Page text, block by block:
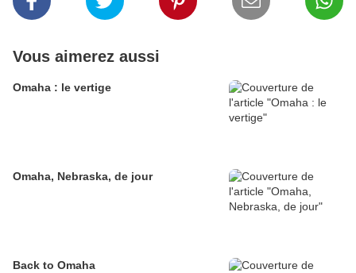
Vous aimerez aussi
Omaha : le vertige
Omaha, Nebraska, de jour
Back to Omaha